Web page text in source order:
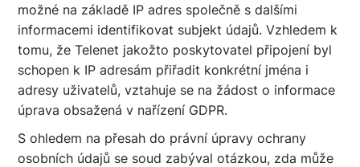
možné na základě IP adres společně s dalšími
informacemi identifikovat subjekt údajů. Vzhledem k
tomu, že Telenet jakožto poskytovatel připojení byl
schopen k IP adresám přiřadit konkrétní jména i
adresy uživatelů, vztahuje se na žádost o informace
úprava obsažená v nařízení GDPR.
S ohledem na přesah do právní úpravy ochrany
osobních údajů se soud zabýval otázkou, zda může